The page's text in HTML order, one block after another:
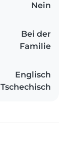
Nein
Bei der
Familie
Englisch
Tschechisch